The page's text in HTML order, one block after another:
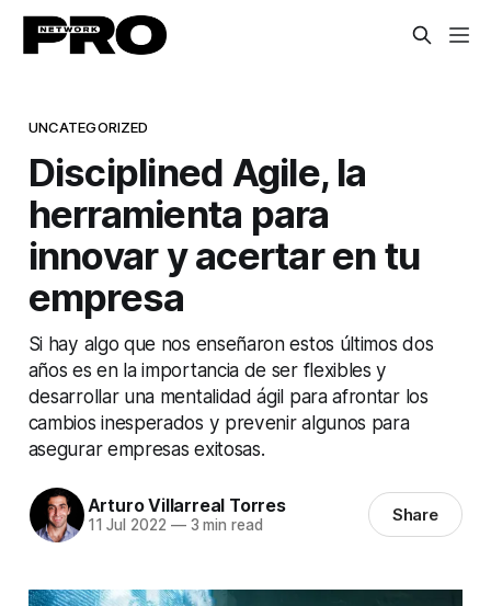
UNCATEGORIZED
Disciplined Agile, la
herramienta para
innovar y acertar en tu
empresa
Si hay algo que nos enseñaron estos últimos dos
años es en la importancia de ser flexibles y
desarrollar una mentalidad ágil para afrontar los
cambios inesperados y prevenir algunos para
asegurar empresas exitosas.
Arturo Villarreal Torres
11 Jul 2022 —3 min read Share